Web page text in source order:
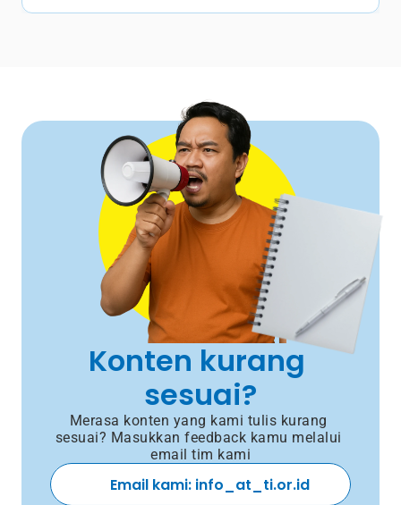
Konten kurang
sesuai?
Merasa konten yang kami tulis kurang
sesuai? Masukkan feedback kamu melalui
email tim kami
Email kami: info_at_ti.or.id